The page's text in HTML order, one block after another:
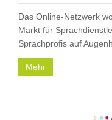
Das Online-Netzwerk
Markt für
Sprachprofis auf
Mehr